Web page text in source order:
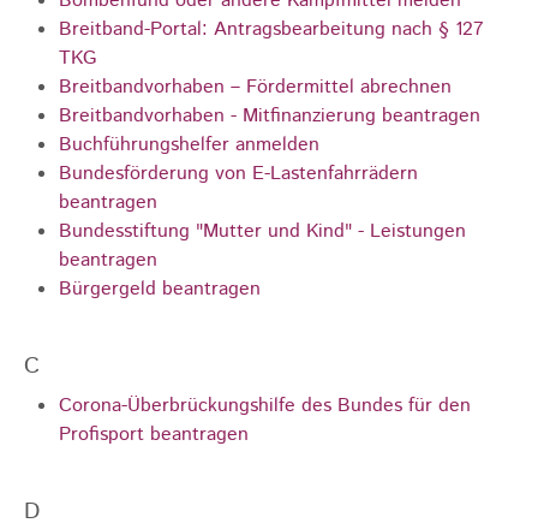
Breitband-Portal: Antragsbearbeitung nach § 127
TKG
Breitbandvorhaben – Fördermittel abrechnen
Breitbandvorhaben - Mitfinanzierung beantragen
Buchführungshelfer anmelden
Bundesförderung von E-Lastenfahrrädern
beantragen
Bundesstiftung "Mutter und Kind" - Leistungen
beantragen
Bürgergeld beantragen
C
Corona-Überbrückungshilfe des Bundes für den
Profisport beantragen
D